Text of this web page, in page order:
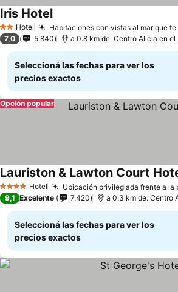
2 Estrellas
Hotel Habitaciones con vistas al mar que
Iris Hotel
7,0 5.840 a 0.8 km de: Centro Alicia en
Seleccioná las fechas para ver los
precios exactos
Opción popular
4 EstrellasHotel Ubicación privilegiada frente a la
Lauriston & Lawton Court
9,1 Excelente 7.420
Seleccioná las fechas para ver los
precios exactos